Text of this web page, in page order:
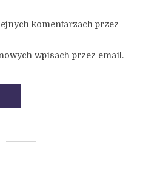
komentarzach przez
wpisach przez email.